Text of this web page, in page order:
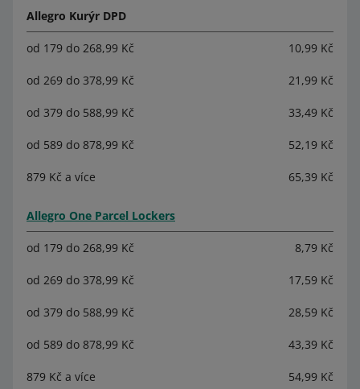
Allegro Kurýr DPD
od 179 do 268,99 Kč 10,99 Kč
od 269 do 378,99 Kč 21,99 Kč
od 379 do 588,99 Kč 33,49 Kč
od 589 do 878,99 Kč 52,19 Kč
879 Kč a více 65,39 Kč
Allegro One Parcel Lockers
od 179 do 268,99 Kč 8,79 Kč
od 269 do 378,99 Kč 17,59 Kč
od 379 do 588,99 Kč 28,59 Kč
od 589 do 878,99 Kč 43,39 Kč
879 Kč a více 54,99 Kč